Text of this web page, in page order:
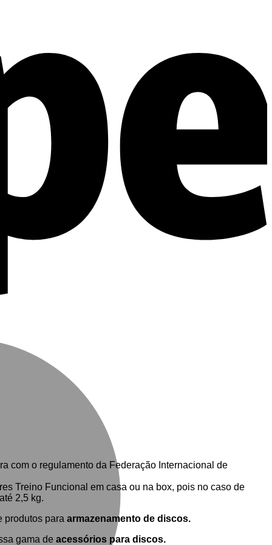
com o regulamento da Federação Internacional de
Treino Funcional em casa ou na box, pois no caso de
2,5 kg.
produtos para armazenamento de discos.
gama de acessórios para discos.